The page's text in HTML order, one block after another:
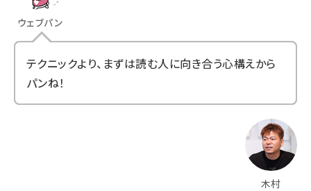
ウェブパン
テクニックより、まずは読む人に向き合う心構えから
パンね！
木村